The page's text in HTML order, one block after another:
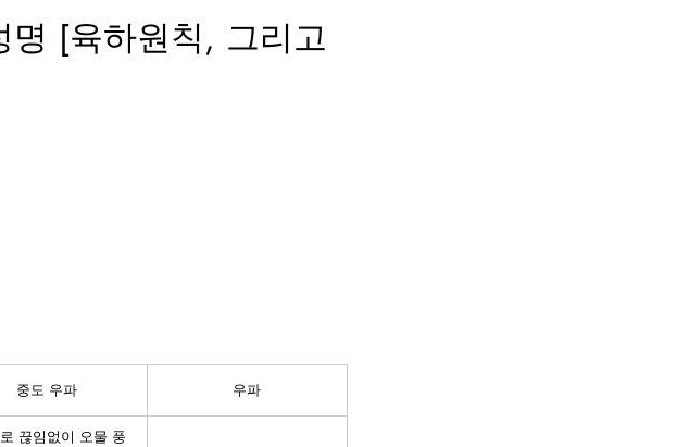
명 [육하원칙, 그리고
중도 우파 우파
끊임없이 오물 풍